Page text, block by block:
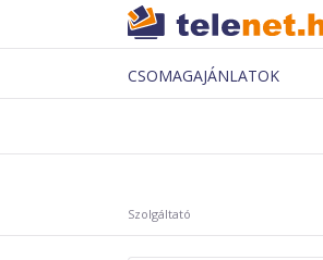
CSOMAGAJÁNLATOK
Szolgáltató